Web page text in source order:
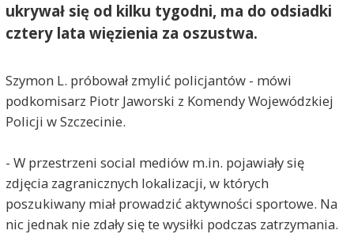
ukrywał się od kilku tygodni, ma do odsiadki
cztery lata więzienia za oszustwa.
Szymon L. próbował zmylić policjantów - mówi
podkomisarz Piotr Jaworski z Komendy Wojewódzkiej
Policji w Szczecinie.
- W przestrzeni social mediów m.in. pojawiały się
zdjęcia zagranicznych lokalizacji, w których
poszukiwany miał prowadzić aktywności sportowe. Na
nic jednak nie zdały się te wysiłki podczas zatrzymania.